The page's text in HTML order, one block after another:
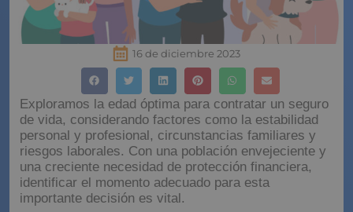
16 de diciembre 2023
Exploramos la edad óptima para contratar un seguro
de vida, considerando factores como la estabilidad
personal y profesional, circunstancias familiares y
riesgos laborales. Con una población envejeciente y
una creciente necesidad de protección financiera,
identificar el momento adecuado para esta
importante decisión es vital.